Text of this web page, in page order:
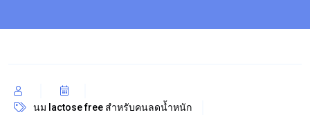
นม lactose free สำหรับคนลดน้ำหนัก